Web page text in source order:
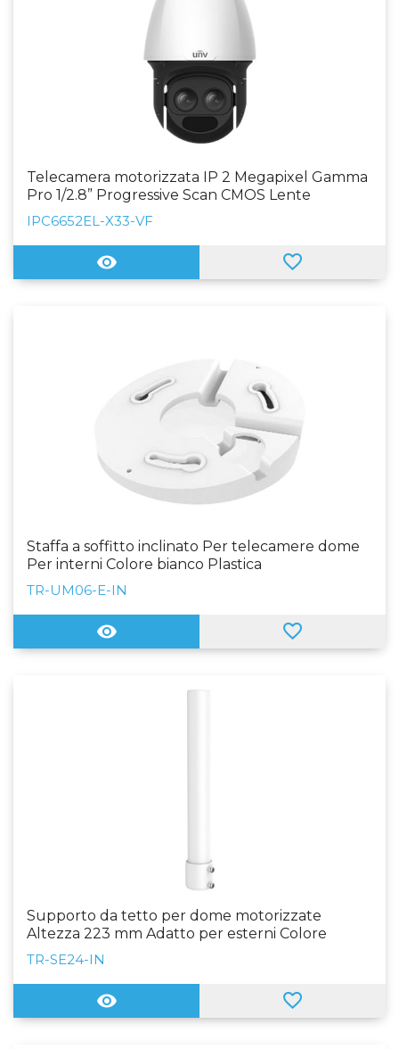
Telecamera motorizzata IP 2 Megapixel Gamma
Pro 1/2.8” Progressive Scan CMOS Lente
4.5~148.5mm (33X) | Laser IR 500 m WDR 120 dB
WEB, Software CMS, Smartphone e NVR
IPC6652EL-X33-VF
Staffa a soffitto inclinato Per telecamere dome
Per interni Colore bianco Plastica
TR-UM06-E-IN
Supporto da tetto per dome motorizzate
Altezza 223 mm Adatto per esterni Colore
bianco Fabbricato in alluminio
TR-SE24-IN